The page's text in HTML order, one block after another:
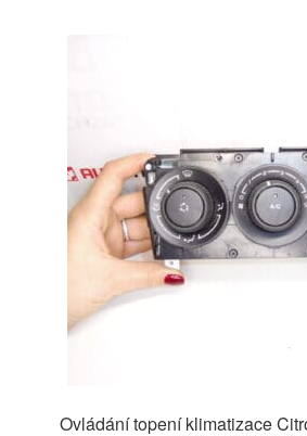
Ovládání topení klimatizace